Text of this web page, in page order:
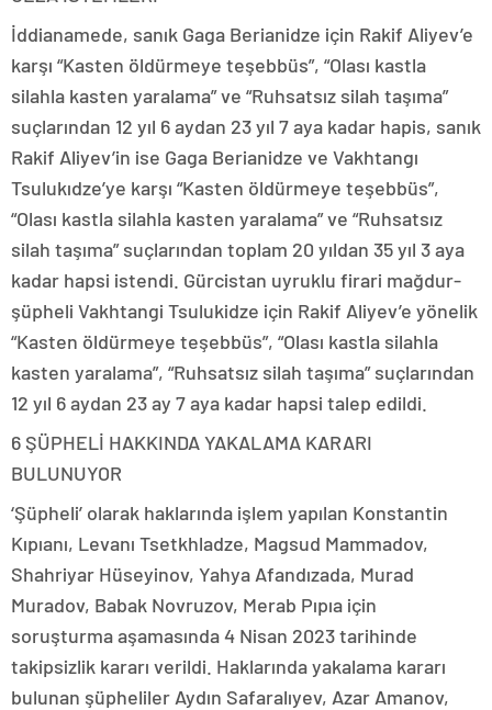
İddianamede, sanık Gaga Berianidze için Rakif Aliyev’e
karşı “Kasten öldürmeye teşebbüs”, “Olası kastla
silahla kasten yaralama” ve “Ruhsatsız silah taşıma”
suçlarından 12 yıl 6 aydan 23 yıl 7 aya kadar hapis, sanık
Rakif Aliyev’in ise Gaga Berianidze ve Vakhtangı
Tsulukıdze’ye karşı “Kasten öldürmeye teşebbüs”,
“Olası kastla silahla kasten yaralama” ve “Ruhsatsız
silah taşıma” suçlarından toplam 20 yıldan 35 yıl 3 aya
kadar hapsi istendi. Gürcistan uyruklu firari mağdur-
şüpheli Vakhtangi Tsulukidze için Rakif Aliyev’e yönelik
“Kasten öldürmeye teşebbüs”, “Olası kastla silahla
kasten yaralama”, “Ruhsatsız silah taşıma” suçlarından
12 yıl 6 aydan 23 ay 7 aya kadar hapsi talep edildi.
6 ŞÜPHELİ HAKKINDA YAKALAMA KARARI
BULUNUYOR
‘Şüpheli’ olarak haklarında işlem yapılan Konstantin
Kıpıanı, Levanı Tsetkhladze, Magsud Mammadov,
Shahriyar Hüseyinov, Yahya Afandızada, Murad
Muradov, Babak Novruzov, Merab Pıpıa için
soruşturma aşamasında 4 Nisan 2023 tarihinde
takipsizlik kararı verildi. Haklarında yakalama kararı
bulunan şüpheliler Aydın Safaralıyev, Azar Amanov,